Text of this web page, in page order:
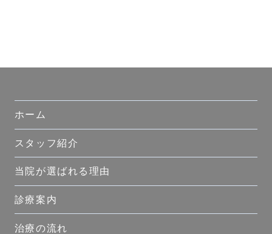
ホーム
スタッフ紹介
当院が選ばれる理由
診療案内
治療の流れ